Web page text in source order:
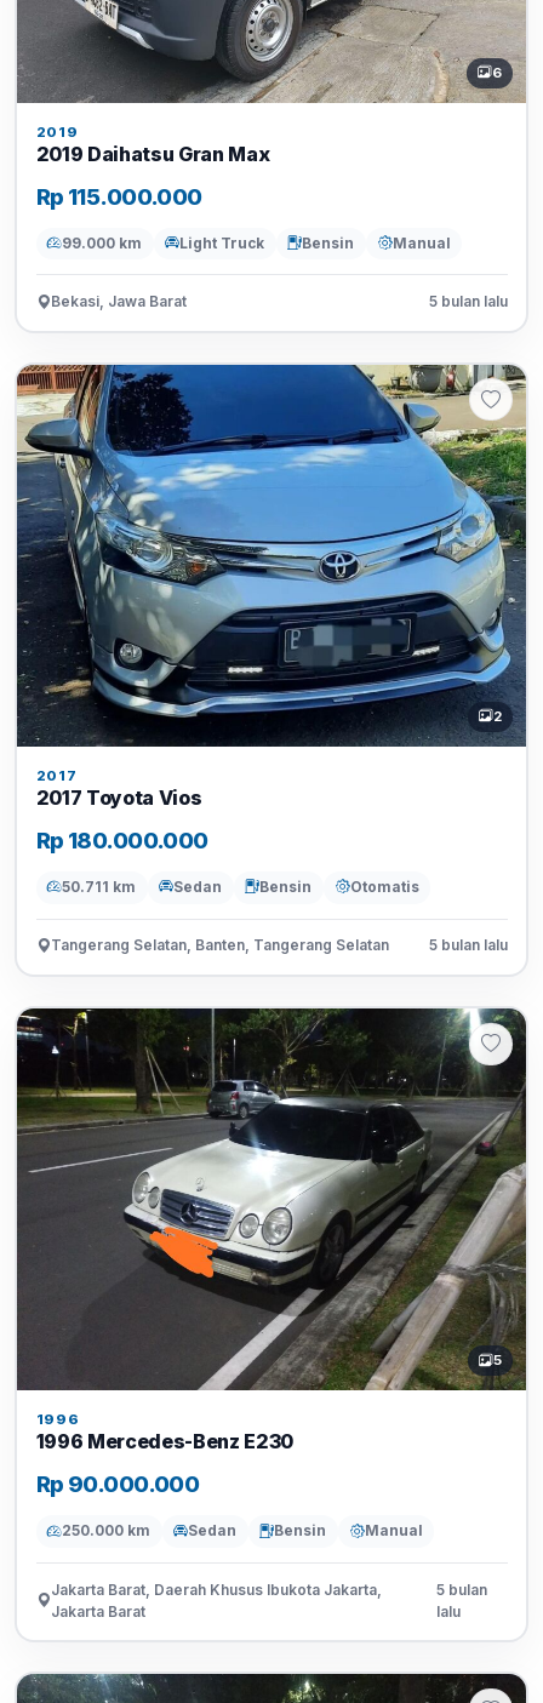
6
2019
2019 Daihatsu Gran Max
Rp 115.000.000
99.000 km Light Truck Bensin Manual
Bekasi, Jawa Barat 5 bulan lalu
2
2017
2017 Toyota Vios
Rp 180.000.000
50.711 km Sedan Bensin Otomatis
Tangerang Selatan, Banten, Tangerang Selatan 5 bulan lalu
5
1996
1996 Mercedes-Benz E230
Rp 90.000.000
250.000 km Sedan Bensin Manual
Jakarta Barat, Daerah Khusus Ibukota Jakarta,
Jakarta Barat
5 bulan
lalu